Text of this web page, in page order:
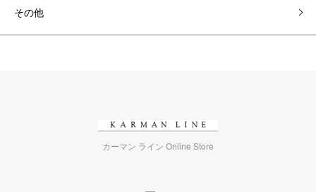
その他
カーマン ライン Online Store